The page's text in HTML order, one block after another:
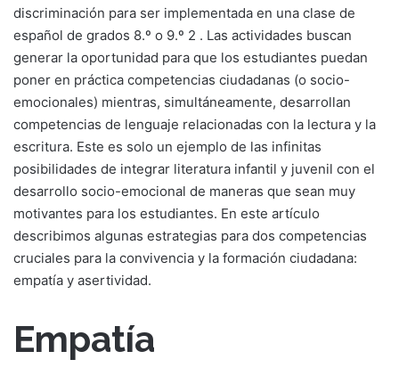
discriminación para ser implementada en una clase de
español de grados 8.º o 9.º 2 . Las actividades buscan
generar la oportunidad para que los estudiantes puedan
poner en práctica competencias ciudadanas (o socio-
emocionales) mientras, simultáneamente, desarrollan
competencias de lenguaje relacionadas con la lectura y la
escritura. Este es solo un ejemplo de las infinitas
posibilidades de integrar literatura infantil y juvenil con el
desarrollo socio-emocional de maneras que sean muy
motivantes para los estudiantes. En este artículo
describimos algunas estrategias para dos competencias
cruciales para la convivencia y la formación ciudadana:
empatía y asertividad.
Empatía